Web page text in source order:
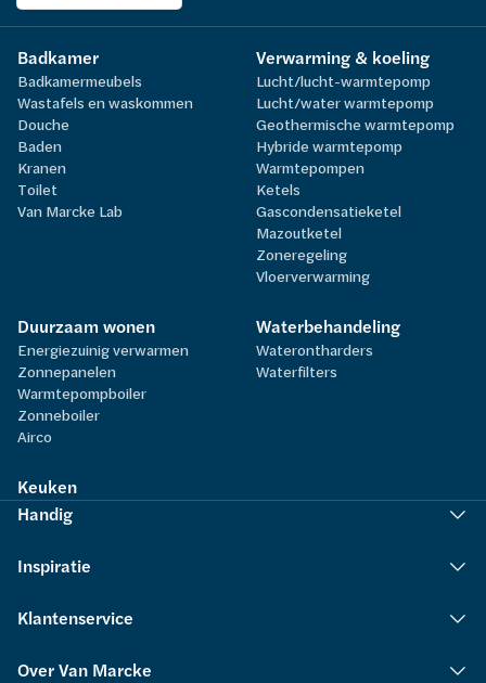
Badkamer
Badkamermeubels
Wastafels en waskommen
Douche
Baden
Kranen
Toilet
Van Marcke Lab
Verwarming & koeling
Lucht/lucht-warmtepomp
Lucht/water warmtepomp
Geothermische warmtepomp
Hybride warmtepomp
Warmtepompen
Ketels
Gascondensatieketel
Mazoutketel
Zoneregeling
Vloerverwarming
Duurzaam wonen
Energiezuinig verwarmen
Zonnepanelen
Warmtepompboiler
Zonneboiler
Airco
Waterbehandeling
Waterontharders
Waterfilters
Keuken
Handig
Inspiratie
Klantenservice
Over Van Marcke